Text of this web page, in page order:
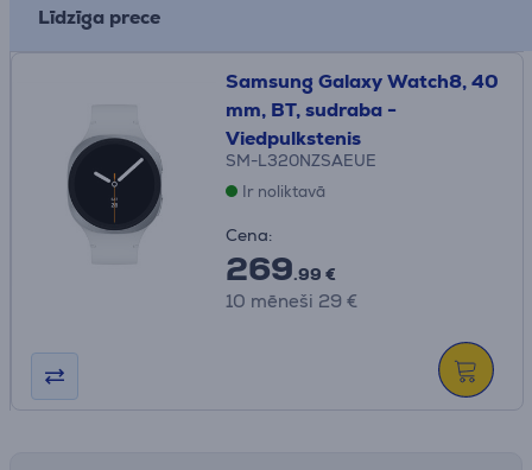
Līdzīga prece
Samsung Galaxy Watch8, 40
mm, BT, sudraba -
Viedpulkstenis
SM-L320NZSAEUE
Ir noliktavā
Cena:
269.99 €
10 mēneši 29 €